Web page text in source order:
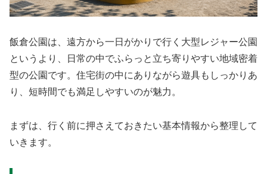
飯倉公園は、遠方から一日がかりで行く大型レジャー公園
というより、日常の中でふらっと立ち寄りやすい地域密着
型の公園です。住宅街の中にありながら遊具もしっかりあ
り、短時間でも満足しやすいのが魅力。
まずは、行く前に押さえておきたい基本情報から整理して
いきます。